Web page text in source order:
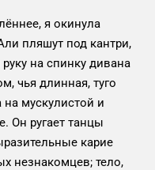
я окинула
пляшут под кантри,
на спинку дивана
чья длинная, туго
на мускулистой и
Он ругает танцы
карие
незнакомцев; тело,